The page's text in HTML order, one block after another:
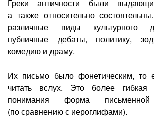
Греки античности были
а также относительно
различные виды культурного
публичные дебаты, политику,
комедию и драму.
Их письмо было фонетическим, то
читать вслух. Это более
понимания форма письменной
(по сравнению с иероглифами).